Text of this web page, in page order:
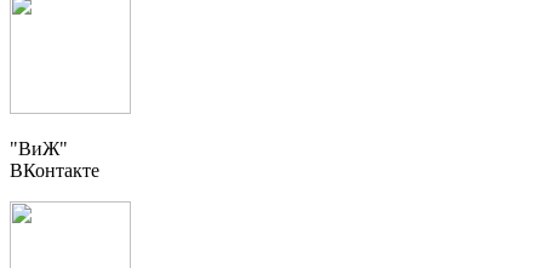
"ВиЖ"
ВКонтакте